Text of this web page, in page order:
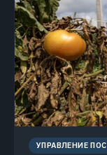
УПРАВЛЕНИЕ